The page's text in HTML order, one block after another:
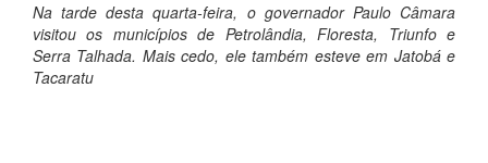
Na tarde desta quarta-feira, o governador Paulo Câmara
visitou os municípios de Petrolândia, Floresta, Triunfo e
Serra Talhada. Mais cedo, ele também esteve em Jatobá e
Tacaratu